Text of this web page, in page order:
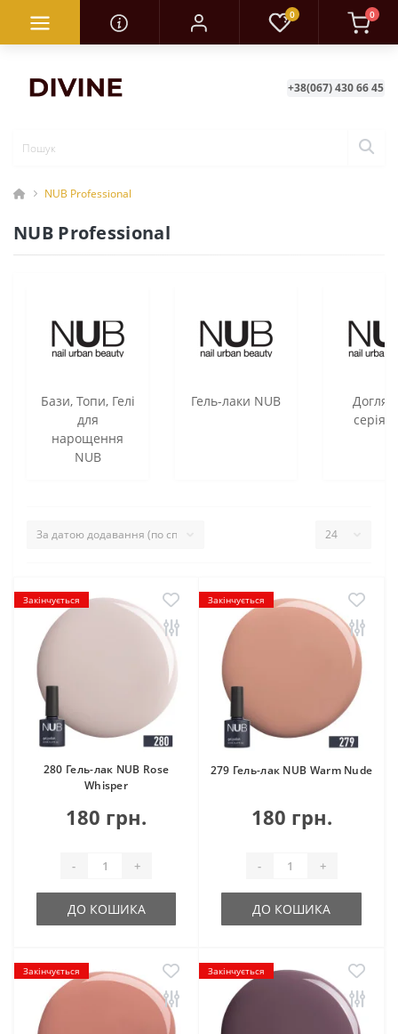
0 0
+38(067) 430 66 45
NUB Professional
NUB Professional
Бази, Топи, Гелі
для
нарощення
NUB
Гель-лаки NUB
серія
Закінчується
280 Гель-лак NUB Rose
Whisper
180 грн.
- +
ДО КОШИКА
Закінчується
279 Гель-лак NUB Warm Nude
180 грн.
- +
ДО КОШИКА
Закінчується Закінчується